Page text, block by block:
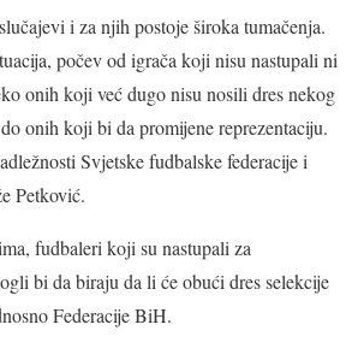
i za njih postoje široka tumačenja.
počev od igrača koji nisu nastupali ni
onih koji već dugo nisu nosili dres nekog
onih koji bi da promijene reprezentaciju.
Svjetske fudbalske federacije i
Petković.
fudbaleri koji su nastupali za
bi da biraju da li će obući dres selekcije
Federacije BiH.